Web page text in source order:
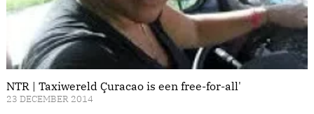
NTR | Taxiwereld Çuracao is een free-for-all'
23 DECEMBER 2014